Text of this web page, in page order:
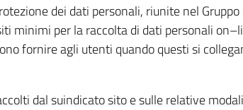
dei dati personali, riunite nel
minimi per la raccolta di dati personali
fornire agli utenti quando questi si
dal suindicato sito e sulle relative